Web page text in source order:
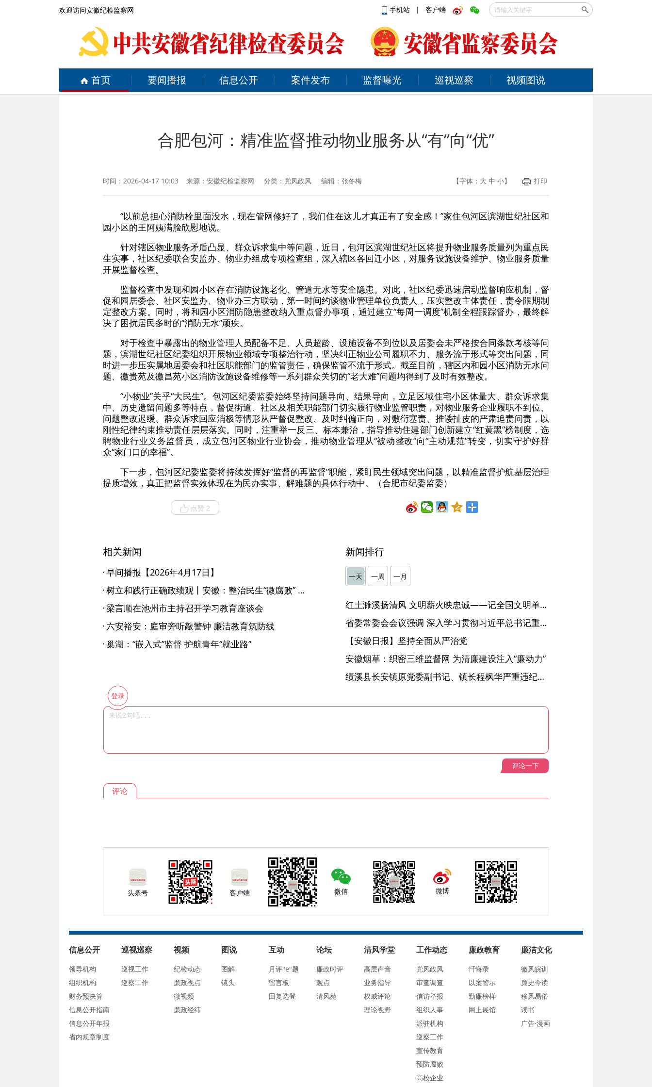
欢迎访问安徽纪检监察网 手机站 | 客户端
首页 要闻播报 信息公开 案件发布 监督曝光 巡视巡察 视频图说
合肥包河：精准监督推动物业服务从“有”向“优”
时间：2026-04-17 10:03 来源： 安徽纪检监察网 分类：党风政风 编辑：张冬梅 【字体： 大 中 小】 打印
“以前总担心消防栓里面没水，现在管网修好了，我们住在这儿才真正有了安全感！”家住包河区滨湖世纪社区和
园小区的王阿姨满脸欣慰地说。
针对辖区物业服务矛盾凸显、群众诉求集中等问题，近日，包河区滨湖世纪社区将提升物业服务质量列为重点民
生实事，社区纪委联合安监办、物业办组成专项检查组，深入辖区各回迁小区，对服务设施设备维护、物业服务质量
开展监督检查。
监督检查中发现和园小区存在消防设施老化、管道无水等安全隐患。对此，社区纪委迅速启动监督响应机制，督
促和园居委会、社区安监办、物业办三方联动，第一时间约谈物业管理单位负责人，压实整改主体责任，责令限期制
定整改方案。同时，将和园小区消防隐患整改纳入重点督办事项，通过建立“每周一调度”机制全程跟踪督办，最终解
决了困扰居民多时的“消防无水”顽疾。
对于检查中暴露出的物业管理人员配备不足、人员超龄、设施设备不到位以及居委会未严格按合同条款考核等问
题，滨湖世纪社区纪委组织开展物业领域专项整治行动，坚决纠正物业公司履职不力、服务流于形式等突出问题，同
时进一步压实属地居委会和社区职能部门的监管责任，确保监管不流于形式。截至目前，辖区内和园小区消防无水问
题、徽贵苑及徽昌苑小区消防设施设备维修等一系列群众关切的“老大难”问题均得到了及时有效整改。
“小物业”关乎“大民生”。包河区纪委监委始终坚持问题导向、结果导向，立足区域住宅小区体量大、群众诉求集
中、历史遗留问题多等特点，督促街道、社区及相关职能部门切实履行物业监管职责，对物业服务企业履职不到位、
问题整改迟缓、群众诉求回应消极等情形从严督促整改、及时纠偏正向，对敷衍塞责、推诿扯皮的严肃追责问责，以
刚性纪律约束推动责任层层落实。同时，注重举一反三、标本兼治，指导推动住建部门创新建立“红黄黑”榜制度，选
聘物业行业义务监督员，成立包河区物业行业协会，推动物业管理从“被动整改”向“主动规范”转变，切实守护好群
众“家门口的幸福”。
下一步，包河区纪委监委将持续发挥好“监督的再监督”职能，紧盯民生领域突出问题，以精准监督护航基层治理
提质增效，真正把监督实效体现在为民办实事、解难题的具体行动中。（合肥市纪委监委）
点赞 2
相关新闻
早间播报【2026年4月17日】
树立和践行正确政绩观丨安徽：整治民生“微腐败” 办好百姓“心头事”
梁言顺在池州市主持召开学习教育座谈会
六安裕安：庭审旁听敲警钟 廉洁教育筑防线
巢湖：“嵌入式”监督 护航青年“就业路”
新闻排行
一天 一周 一月
红土濉溪扬清风 文明薪火映忠诚——记全国文明单位、安徽省濉溪县纪委监委
省委常委会会议强调 深入学习贯彻习近平总书记重要讲话精神 以高质量党建引领高质量发展 梁言顺主持并讲话
【安徽日报】坚持全面从严治党
安徽烟草：织密三维监督网 为清廉建设注入“廉动力”
绩溪县长安镇原党委副书记、镇长程枫华严重违纪违法被开除党籍和公职
登录
评论一下
评论
头条号 客户端 微信 微博
信息公开
领导机构
组织机构
财务预决算
信息公开指南
信息公开年报
省内规章制度
巡视巡察
巡视工作
巡察工作
视频
纪检动态
廉政视点
微视频
廉政经纬
图说
图解
镜头
互动
月评"e"题
留言板
回复选登
论坛
廉政时评
观点
清风苑
清风学堂
高层声音
业务指导
权威评论
理论视野
工作动态
党风政风
审查调查
信访举报
组织人事
派驻机构
巡察工作
宣传教育
预防腐败
高校企业
廉政教育
忏悔录
以案警示
勤廉榜样
网上展馆
廉洁文化
徽风皖训
廉史今读
移风易俗
读书
广告·漫画